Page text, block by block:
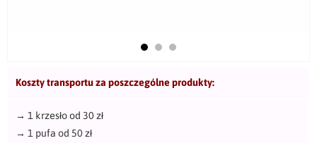
Koszty transportu za poszczególne produkty:
→ 1 krzesło od 30 zł
→ 1 pufa od 50 zł